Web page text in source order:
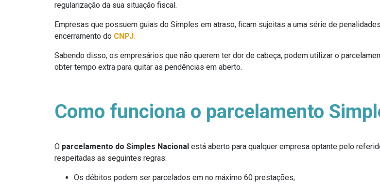
regularização da sua situação fiscal.
Empresas que possuem guias do Simples em atraso, ficam sujeitas a uma série de
encerramento do CNPJ.
Sabendo disso, os empresários que não querem ter dor de cabeça, podem utilizar o
obter tempo extra para quitar as pendências em aberto.
Como funciona o parcelamento
O parcelamento do Simples Nacional está aberto para qualquer empresa optante pelo
respeitadas as seguintes regras:
Os débitos podem ser parcelados em no máximo 60 prestações;